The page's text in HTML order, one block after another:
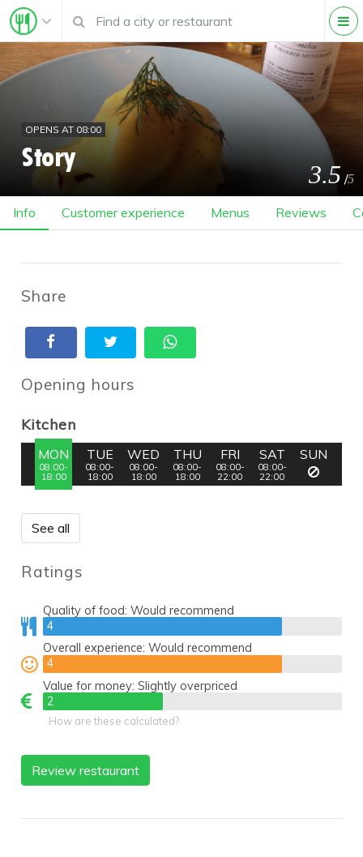
OPENS AT 08:00
Story 3.5 /5
Info Customer experience Menus Reviews
Share
Opening hours
Kitchen
MON
08:00-
18:00
TUE
08:00-
18:00
WED
08:00-
18:00
THU
08:00-
18:00
FRI
08:00-
22:00
SAT
08:00-
22:00
SUN
See all
Ratings
Quality of food:Would recommend
4
4
Overall experience:Would recommend
4
4
Value for money:Slightly overpriced
2
2
How are these calculated?
Review restaurant